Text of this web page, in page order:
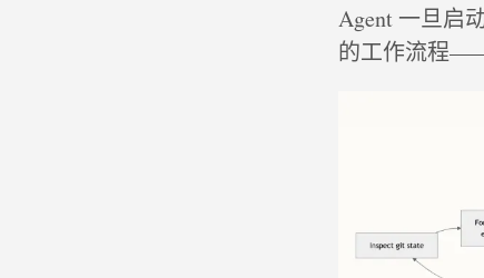
Agent 一旦启
的工作流程